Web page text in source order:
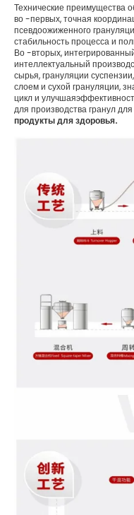
Технические преимущества
во -первых, точная
псевдоожиженного
стабильность процесса и
Во -вторых,
интеллектуальный
сырья, грануляции
слоем и сухой грануляции,
цикл и
для производства гранул для
продукты для здоровья.